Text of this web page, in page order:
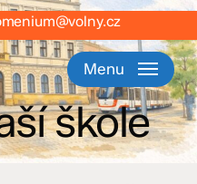
Menu
škole